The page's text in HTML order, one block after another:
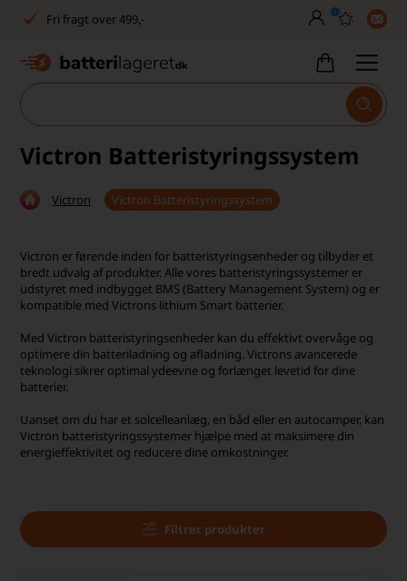
Fri fragt over 499,-
Dansk lager
1040+ glade kunder på Trustpilot
Dag-til-dag levering
Dansk lager
Tlf. er lukket uge 27-32
0
Victron Batteristyringssystem
Victron Victron Batteristyringssystem
Victron er førende inden for batteristyringsenheder og tilbyder et
bredt udvalg af produkter. Alle vores batteristyringssystemer er
udstyret med indbygget BMS (Battery Management System) og er
kompatible med Victrons lithium Smart batterier.
Med Victron batteristyringsenheder kan du effektivt overvåge og
optimere din batteriladning og afladning. Victrons avancerede
teknologi sikrer optimal ydeevne og forlænget levetid for dine
batterier.
Uanset om du har et solcelleanlæg, en båd eller en autocamper, kan
Victron batteristyringssystemer hjælpe med at maksimere din
energieffektivitet og reducere dine omkostninger.
Filtrer produkter